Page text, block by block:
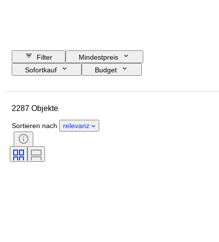
Filter
Mindestpreis
Sofortkauf
Budget
Material
Periode
Farbe
Größe
Angegebene Größe
Muster
2287 Objekte
Sortieren nach relevanz